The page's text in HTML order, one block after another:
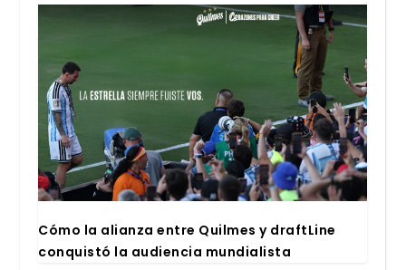
Cómo la alian­za entre Quil­mes y draftLi­ne
con­quis­tó la audien­cia mun­dia­lis­ta